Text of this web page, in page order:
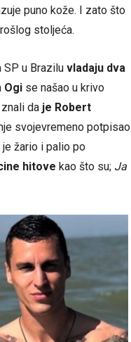
puno kože. I zato što
stoljeća.
SP u Brazilu vladaju dva
Ogi se našao u krivo
da je Robert
svojevremeno potpisao
žario i palio po
hitove kao što su; Ja